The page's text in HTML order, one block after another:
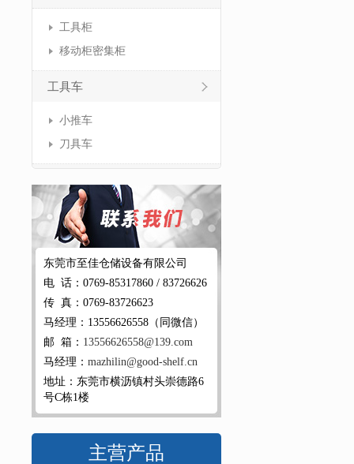
工具柜
移动柜密集柜
工具车
小推车
刀具车
东莞市至佳仓储设备有限公司
电 话：0769-85317860 / 83726626
传 真：0769-83726623
马经理：13556626558（同微信）
邮 箱： 13556626558@139.com
马经理： mazhilin@good-shelf.cn
地址：东莞市横沥镇村头崇德路6
号C栋1楼
主营产品